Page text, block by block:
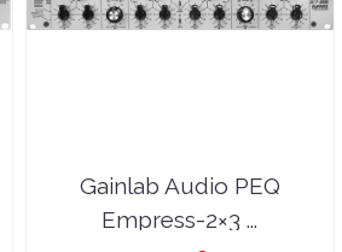
Gainlab Audio PEQ
Empress-2×3 ...